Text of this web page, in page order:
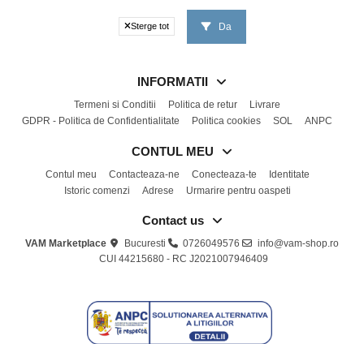
Sterge tot Da
INFORMATII
Termeni si Conditii Politica de retur
Livrare
GDPR - Politica de Confidentialitate
Politica cookies SOL ANPC
CONTUL MEU
Contul meu Contacteaza-ne Conecteaza-te
Identitate
Istoric comenzi
Adrese Urmarire pentru oaspeti
Contact us
VAM Marketplace Bucuresti 0726049576
info@vam-shop.ro
CUI 44215680 - RC J2021007946409